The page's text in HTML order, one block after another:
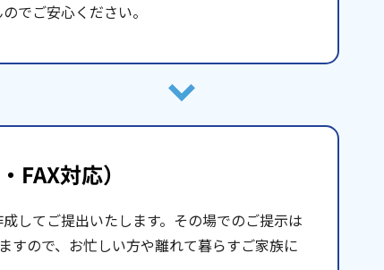
でご安心ください。
FAX対応）
してご提出いたします。その場でのご提示は
すので、お忙しい方や離れて暮らすご家族に